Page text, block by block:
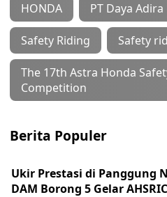
HONDA PT Daya
Safety Riding Safety
The 17th Astra Honda
Competition
Berita Populer
Ukir Prestasi di Panggung
DAM Borong 5 Gelar